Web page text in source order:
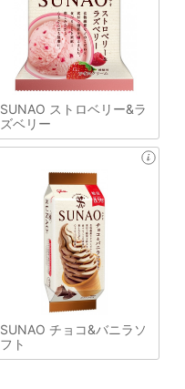
SUNAO ストロベリー&ラ
ズベリー
SUNAO チョコ&バニラソ
フト